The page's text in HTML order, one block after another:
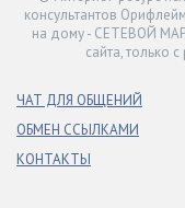
консультантов
на дому - СЕТЕВОЙ
сайта, только
ЧАТ ДЛЯ ОБЩЕНИЙ
ОБМЕН ССЫЛКАМИ
КОНТАКТЫ